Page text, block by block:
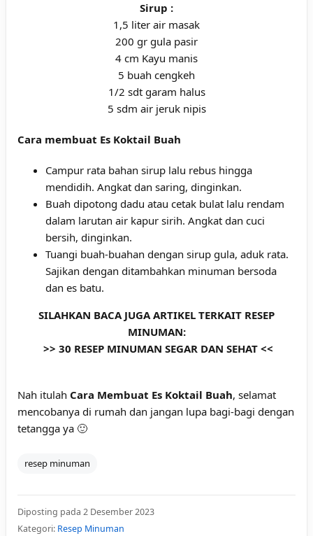
Sirup :
1,5 liter air masak
200 gr gula pasir
4 cm Kayu manis
5 buah cengkeh
1/2 sdt garam halus
5 sdm air jeruk nipis
Cara membuat Es Koktail Buah
Campur rata bahan sirup lalu rebus hingga
mendidih. Angkat dan saring, dinginkan.
Buah dipotong dadu atau cetak bulat lalu rendam
dalam larutan air kapur sirih. Angkat dan cuci
bersih, dinginkan.
Tuangi buah-buahan dengan sirup gula, aduk rata.
Sajikan dengan ditambahkan minuman bersoda
dan es batu.
SILAHKAN BACA JUGA ARTIKEL TERKAIT RESEP
MINUMAN:
>> 30 RESEP MINUMAN SEGAR DAN SEHAT<<
Nah itulah Cara Membuat Es Koktail Buah, selamat
mencobanya di rumah dan jangan lupa bagi-bagi dengan
tetangga ya 🙂
resep minuman
Diposting pada 2 Desember 2023
Kategori: Resep Minuman